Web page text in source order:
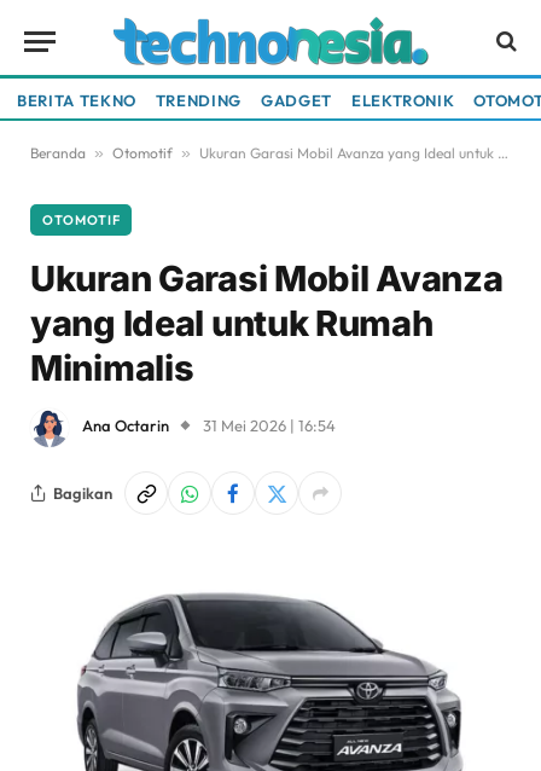
BERITA TEKNO TRENDING GADGET ELEKTRONIK
Beranda » Otomotif » Ukuran Garasi Mobil Avanza yang Ideal untuk Rumah Minimalis
OTOMOTIF
Ukuran Garasi Mobil Avanza
yang Ideal untuk Rumah
Minimalis
Ana Octarin 31 Mei 2026 | 16:54
Bagikan